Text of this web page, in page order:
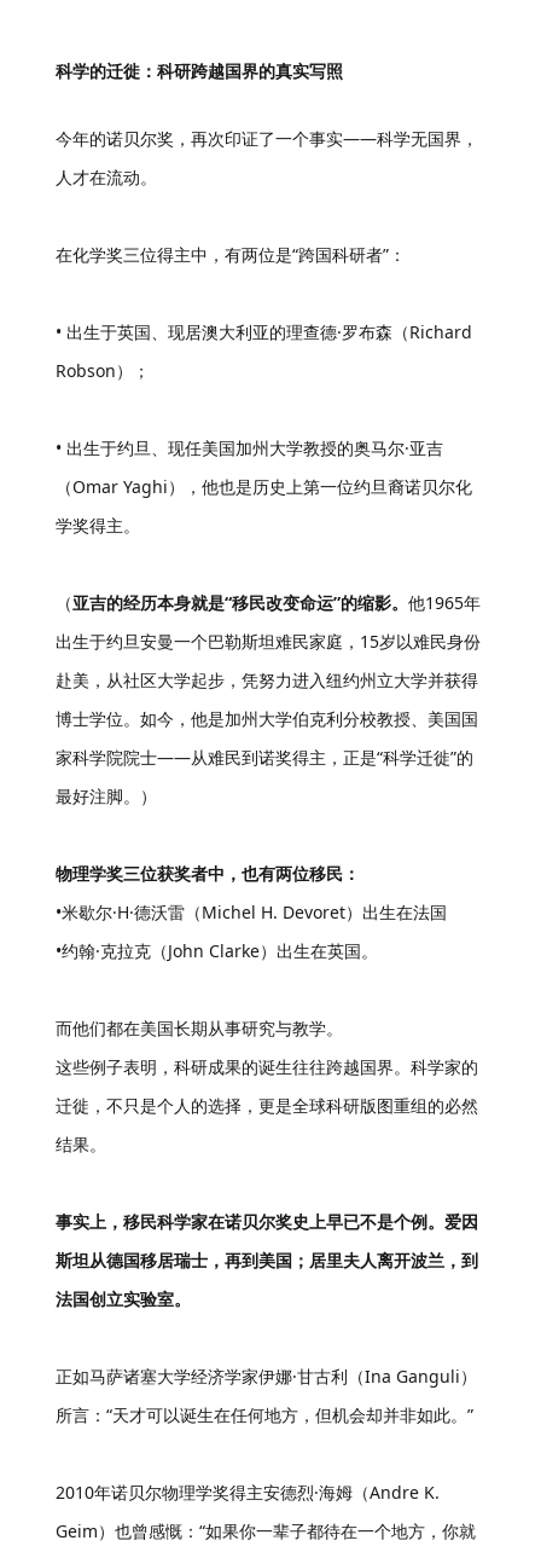
科学的迁徙：科研跨越国界的真实写照
今年的诺贝尔奖，再次印证了一个事实——科学无国界，
人才在流动。
在化学奖三位得主中，有两位是“跨国科研者”：
• 出生于英国、现居澳大利亚的理查德·罗布森（Richard
Robson）；
• 出生于约旦、现任美国加州大学教授的奥马尔·亚吉
（Omar Yaghi），他也是历史上第一位约旦裔诺贝尔化
学奖得主。
（亚吉的经历本身就是“移民改变命运”的缩影。 他1965年
出生于约旦安曼一个巴勒斯坦难民家庭，15岁以难民身份
赴美，从社区大学起步，凭努力进入纽约州立大学并获得
博士学位。如今，他是加州大学伯克利分校教授、美国国
家科学院院士——从难民到诺奖得主，正是“科学迁徙”的
最好注脚。）
物理学奖三位获奖者中，也有两位移民：
•米歇尔·H·德沃雷（Michel H. Devoret）出生在法国
•约翰·克拉克（John Clarke）出生在英国。
而他们都在美国长期从事研究与教学。
这些例子表明，科研成果的诞生往往跨越国界。科学家的
迁徙，不只是个人的选择，更是全球科研版图重组的必然
结果。
事实上， 移民科学家在诺贝尔奖史上早已不是个例。爱因
斯坦从德国移居瑞士，再到美国；居里夫人离开波兰，到
法国创立实验室。
正如马萨诸塞大学经济学家伊娜·甘古利（Ina Ganguli）
所言：“天才可以诞生在任何地方，但机会却并非如此。”
2010年诺贝尔物理学奖得主安德烈·海姆（Andre K.
Geim）也曾感慨：“如果你一辈子都待在一个地方，你就